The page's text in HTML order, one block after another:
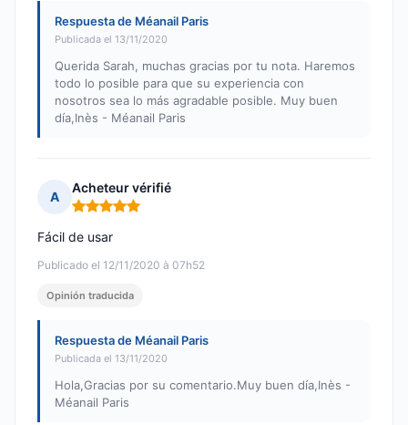
Respuesta de Méanail Paris
Publicada el 13/11/2020
Querida Sarah, muchas gracias por tu nota. Haremos
todo lo posible para que su experiencia con
nosotros sea lo más agradable posible. Muy buen
día,Inès - Méanail Paris
A
Acheteur vérifié
Nota: 5 de 5
Publicado el 12/11/2020 à 07h52
Fácil de usar
Opinión traducida
Respuesta de Méanail Paris
Publicada el 13/11/2020
Hola,Gracias por su comentario.Muy buen día,Inès -
Méanail Paris